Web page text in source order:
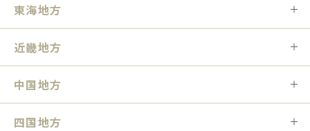
東海地方
近畿地方
中国地方
四国地方